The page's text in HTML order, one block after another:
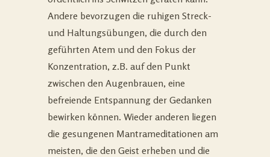
Andere bevorzugen die ruhigen Streck-
und Haltungsübungen, die durch den
geführten Atem und den Fokus der
Konzentration, z.B. auf den Punkt
zwischen den Augenbrauen, eine
befreiende Entspannung der Gedanken
bewirken können. Wieder anderen liegen
die gesungenen Mantrameditationen am
meisten, die den Geist erheben und die